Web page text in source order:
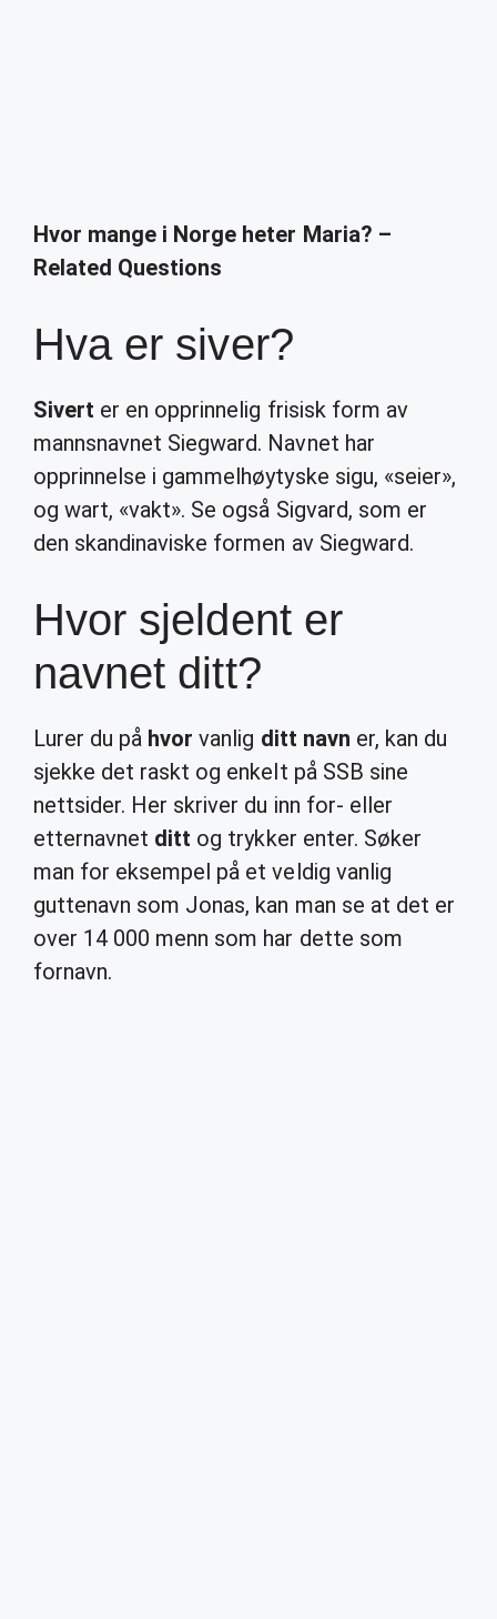
Hvor mange i Norge heter Maria? –
Related Questions
Hva er siver?
Sivert er en opprinnelig frisisk form av
mannsnavnet Siegward. Navnet har
opprinnelse i gammelhøytyske sigu, «seier»,
og wart, «vakt». Se også Sigvard, som er
den skandinaviske formen av Siegward.
Hvor sjeldent er
navnet ditt?
Lurer du på hvor vanlig ditt navn er, kan du
sjekke det raskt og enkelt på SSB sine
nettsider. Her skriver du inn for- eller
etternavnet ditt og trykker enter. Søker
man for eksempel på et veldig vanlig
guttenavn som Jonas, kan man se at det er
over 14 000 menn som har dette som
fornavn.